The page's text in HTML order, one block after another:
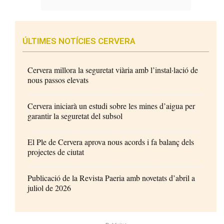
ÚLTIMES NOTÍCIES CERVERA
Cervera millora la seguretat viària amb l’instal·lació de
nous passos elevats
Cervera iniciarà un estudi sobre les mines d’aigua per
garantir la seguretat del subsol
El Ple de Cervera aprova nous acords i fa balanç dels
projectes de ciutat
Publicació de la Revista Paeria amb novetats d’abril a
juliol de 2026